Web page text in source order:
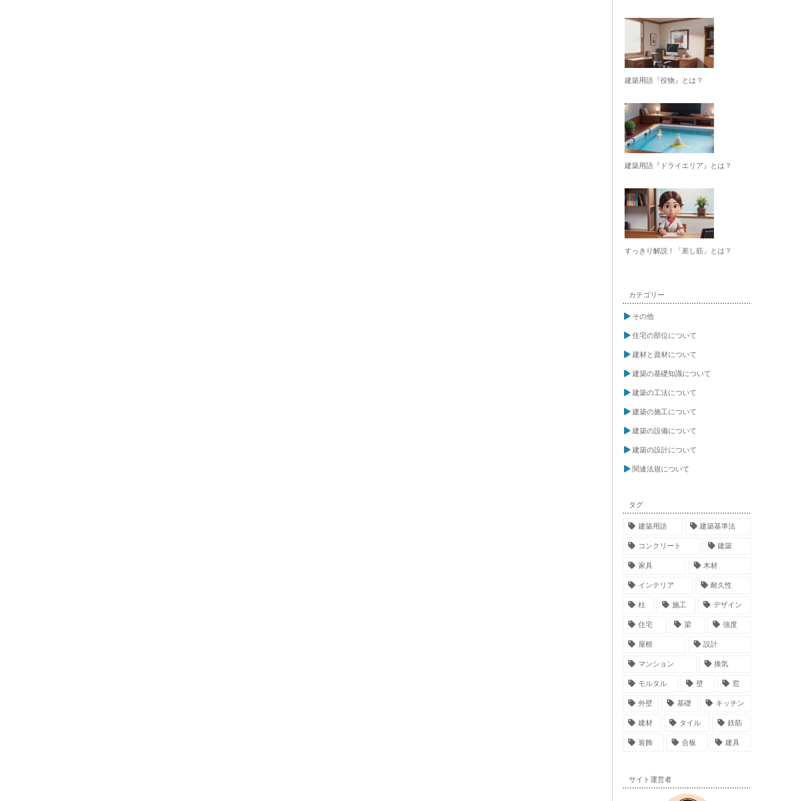
建築用語『役物』とは？
建築用語『ドライエリア』とは？
すっきり解説！「差し筋」とは？
カテゴリー
その他
住宅の部位について
建材と資材について
建築の基礎知識について
建築の工法について
建築の施工について
建築の設備について
建築の設計について
関連法規について
タグ
建築用語 建築基準法
コンクリート 建築
家具 木材
インテリア 耐久性
柱 施工 デザイン
住宅 梁 強度
屋根 設計
マンション 換気
モルタル 壁 窓
外壁 基礎 キッチン
建材 タイル 鉄筋
装飾 合板 建具
サイト運営者